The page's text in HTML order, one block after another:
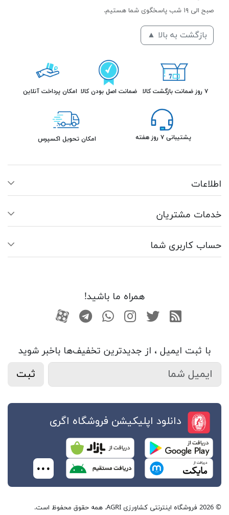
صبح الی ۱۹ شب پاسخگوی شما هستیم.
بازگشت به بالا ▲
۷ روز ضمانت بازگشت کالا ضمانت اصل بودن کالا امکان پرداخت آنلاین
پشتیبانی ۷ روز هفته امکان تحویل اکسپرس
اطلاعات
خدمات مشتریان
حساب کاربری شما
همراه ما باشید!
RSS توییتراینستاگرام
واتساپتلگرامآپارات
با ثبت ایمیل ، از جدید‌ترین تخفیف‌ها با‌خبر شوید
ثبت
دانلود اپلیکیشن فروشگاه اگری
© 2026 فروشگاه اینترنتی کشاورزی AGRI. همه حقوق محفوظ است.